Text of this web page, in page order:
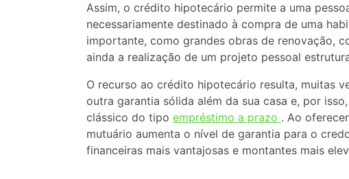
Assim, o crédito hipotecário permite a uma
necessariamente destinado à compra de uma
importante, como grandes obras de renovação,
ainda a realização de um projeto pessoal
O recurso ao crédito hipotecário resulta, muitas
outra garantia sólida além da sua casa e, por
clássico do tipo empréstimo a prazo . Ao
mutuário aumenta o nível de garantia para o
financeiras mais vantajosas e montantes mais